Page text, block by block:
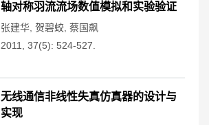
轴对称羽流流场数值模拟和实验验证
张建华 贺碧蛟 蔡国飙
2011, 37(5): 524-527.
无线通信非线性失真仿真器的设计与
实现